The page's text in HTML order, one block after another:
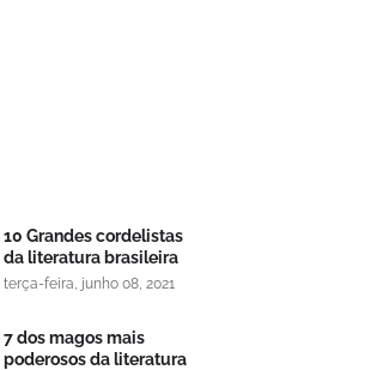
10 Grandes cordelistas
da literatura brasileira
terça-feira, junho 08, 2021
7 dos magos mais
poderosos da literatura